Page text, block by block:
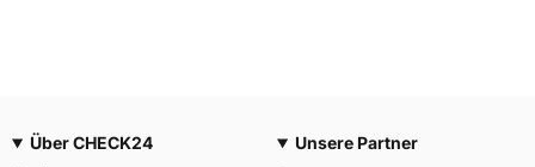
Über CHECK24
Unsere Partner